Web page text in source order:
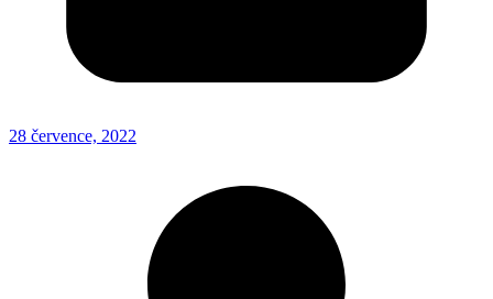
28 července, 2022